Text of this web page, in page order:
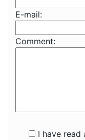
E-mail:
Comment:
I have read